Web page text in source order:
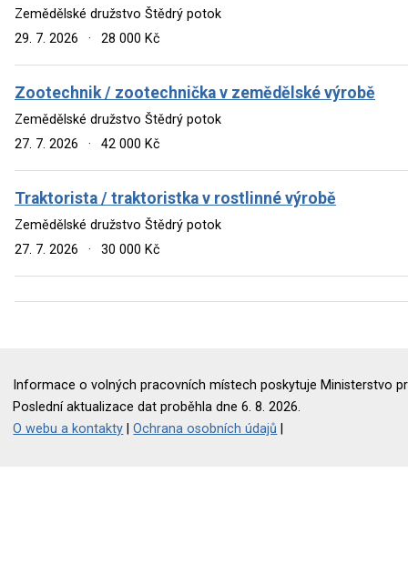
Zemědělské družstvo Štědrý potok
29. 7. 2026
· 28 000 Kč
Zootechnik / zootechnička v zemědělské výrobě
Zemědělské družstvo Štědrý potok
27. 7. 2026
· 42 000 Kč
Traktorista / traktoristka v rostlinné výrobě
Zemědělské družstvo Štědrý potok
27. 7. 2026
· 30 000 Kč
Informace o volných pracovních místech poskytuje Ministerstvo
Poslední aktualizace dat proběhla dne 6. 8. 2026.
O webu a kontakty |Ochrana osobních údajů